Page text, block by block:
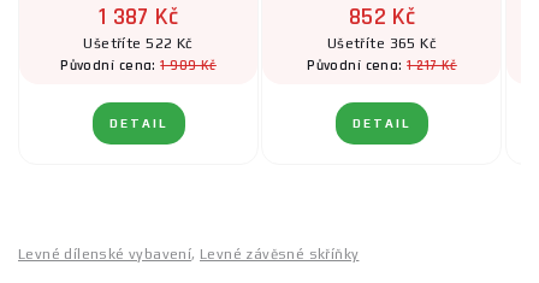
1 387 Kč
Ušetříte 522 Kč
Původní cena:1 909 Kč
DETAIL
852 Kč
Ušetříte 365 Kč
Původní cena:1 217 Kč
DETAIL
Levné dílenské vybavení, Levné závěsné skříňky